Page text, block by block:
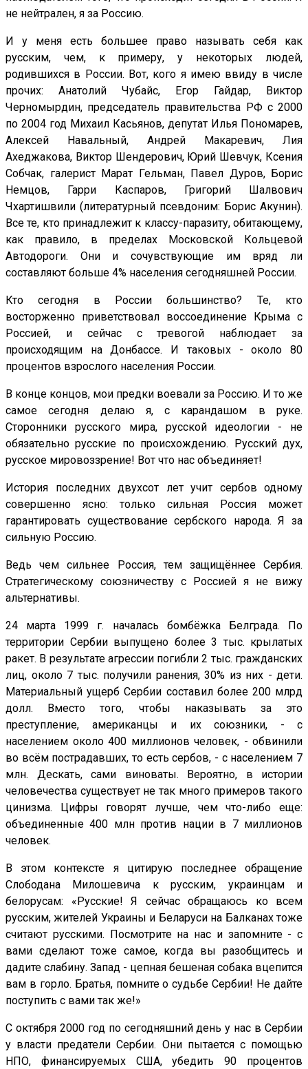
не нейтрален, я за Россию.
И у меня есть большее право называть себя как
русским, чем, к примеру, у некоторых людей,
родившихся в России. Вот, кого я имею ввиду в числе
прочих: Анатолий Чубайс, Егор Гайдар, Виктор
Черномырдин, председатель правительства РФ с 2000
по 2004 год Михаил Касьянов, депутат Илья Пономарев,
Алексей Навальный, Андрей Макаревич, Лия
Ахеджакова, Виктор Шендерович, Юрий Шевчук, Ксения
Собчак, галерист Марат Гельман, Павел Дуров, Борис
Немцов, Гарри Каспаров, Григорий Шалвович
Чхартишвили (литературный псевдоним: Борис Акунин).
Все те, кто принадлежит к классу-паразиту, обитающему,
как правило, в пределах Московской Кольцевой
Автодороги. Они и сочувствующие им вряд ли
составляют больше 4% населения сегодняшней России.
Кто сегодня в России большинство? Те, кто
восторженно приветствовал воссоединение Крыма с
Россией, и сейчас с тревогой наблюдает за
происходящим на Донбассе. И таковых - около 80
процентов взрослого населения России.
В конце концов, мои предки воевали за Россию. И то же
самое сегодня делаю я, с карандашом в руке.
Сторонники русского мира, русской идеологии - не
обязательно русские по происхождению. Русский дух,
русское мировоззрение! Вот что нас объединяет!
История последних двухсот лет учит сербов одному
совершенно ясно: только сильная Россия может
гарантировать существование сербского народа. Я за
сильную Россию.
Ведь чем сильнее Россия, тем защищённее Сербия.
Стратегическому союзничеству с Россией я не вижу
альтернативы.
24 марта 1999 г. началась бомбёжка Белграда. По
территории Сербии выпущено более 3 тыс. крылатых
ракет. В результате агрессии погибли 2 тыс. гражданских
лиц, около 7 тыс. получили ранения, 30% из них - дети.
Материальный ущерб Сербии составил более 200 млрд
долл. Вместо того, чтобы наказывать за это
преступление, американцы и их союзники, - с
населением около 400 миллионов человек, - обвинили
во всём пострадавших, то есть сербов, - с населением 7
млн. Дескать, сами виноваты. Вероятно, в истории
человечества существует не так много примеров такого
цинизма. Цифры говорят лучше, чем что-либо еще:
объединенные 400 млн против нации в 7 миллионов
человек.
В этом контексте я цитирую последнее обращение
Слободана Милошевича к русским, украинцам и
белорусам: «Русские! Я сейчас обращаюсь ко всем
русским, жителей Украины и Беларуси на Балканах тоже
считают русскими. Посмотрите на нас и запомните - с
вами сделают тоже самое, когда вы разобщитесь и
дадите слабину. Запад - цепная бешеная собака вцепится
вам в горло. Братья, помните о судьбе Сербии! Не дайте
поступить с вами так же!»
С октября 2000 год по сегодняшний день у нас в Сербии
у власти предатели Сербии. Они пытается с помощью
НПО, финансируемых США, убедить 90 процентов